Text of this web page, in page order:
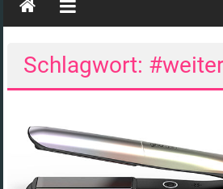
–
in
Frisuren
Styling
Schlagwort: